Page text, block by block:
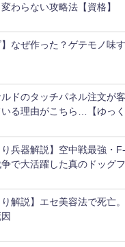
わらない攻略法【資格】
】なぜ作った？ゲテモノ味
ドのタッチパネル注文が
る理由がこちら…【ゆっく
り兵器解説】空中戦最強・
争で大活躍した真のドッグ
り解説】エセ美容法で死亡